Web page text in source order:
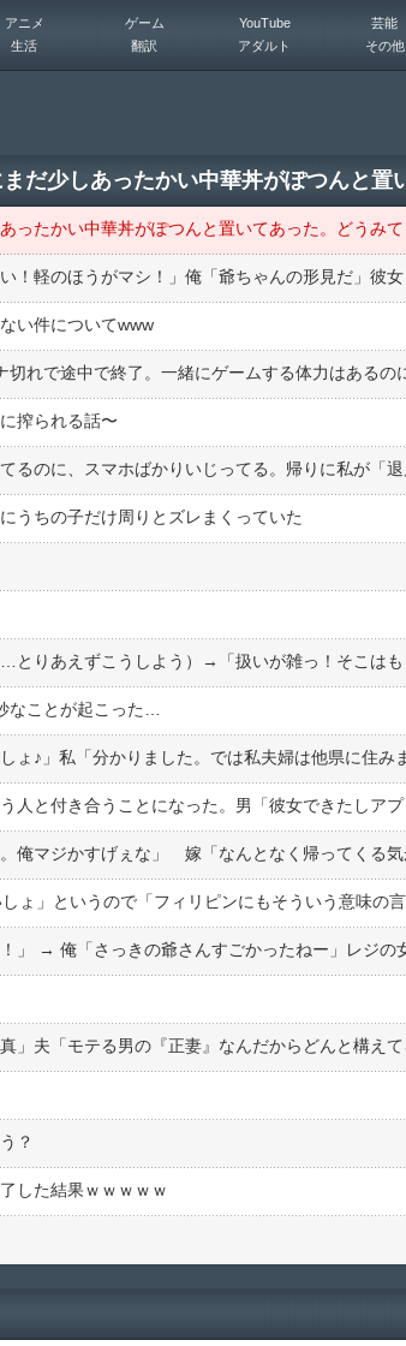
アニメ ゲーム YouTube 芸能
生活 翻訳 アダルト その他
い件についてwww
搾られる話〜
うちの子だけ周りとズレまくっていた
なことが起こった…
？
した結果ｗｗｗｗｗ